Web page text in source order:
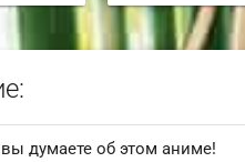
думаете об этом аниме!